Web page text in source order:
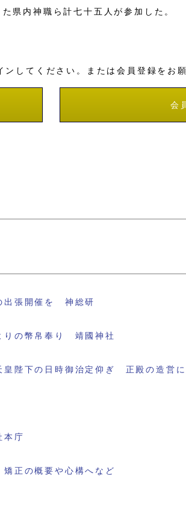
県内神職ら計七十五人が参加した。
ンしてください。または会員登録をお
会
出張開催を 神総研
りの幣帛奉り 靖國神社
下の日時御治定仰ぎ 正殿の造営に
庁
正の概要や心構へなど